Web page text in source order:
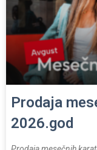
Prodaja
2026.god